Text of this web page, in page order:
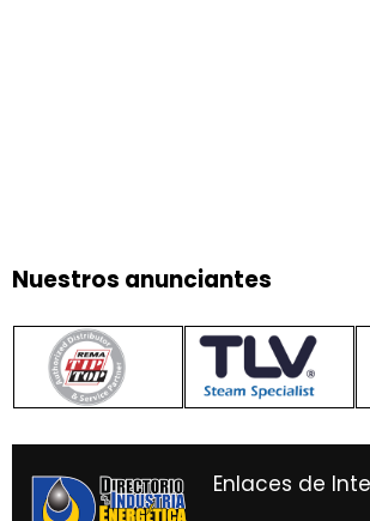
Nuestros anunciantes
Enlaces de